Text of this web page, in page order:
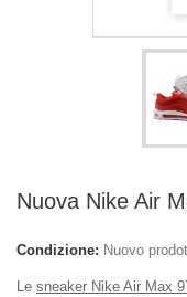
Nuova Nike Air
Condizione: Nuovo
Le sneaker Nike Air Max